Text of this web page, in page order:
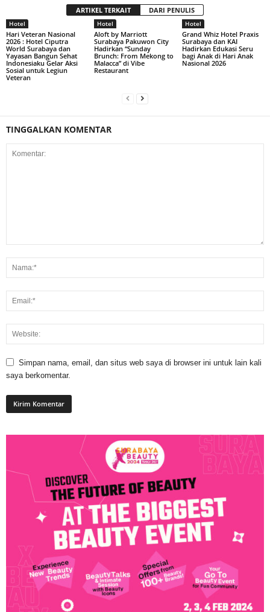
ARTIKEL TERKAIT DARI PENULIS
Hotel
Hari Veteran Nasional
2026 : Hotel Ciputra
World Surabaya dan
Yayasan Bangun Sehat
Indonesiaku Gelar Aksi
Sosial untuk Legiun
Veteran
Hotel
Aloft by Marriott
Surabaya Pakuwon City
Hadirkan “Sunday
Brunch: From Mekong to
Malacca” di Vibe
Restaurant
Hotel
Grand Whiz Hotel Praxis
Surabaya dan KAI
Hadirkan Edukasi Seru
bagi Anak di Hari Anak
Nasional 2026
TINGGALKAN KOMENTAR
Simpan nama, email, dan situs web saya di browser ini untuk lain kali
saya berkomentar.